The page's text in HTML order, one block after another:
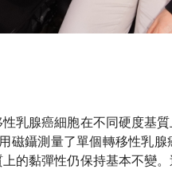
乳腺癌細胞在不同硬度基
磁鑷測量了單個轉移性乳
的黏彈性仍保持基本不變